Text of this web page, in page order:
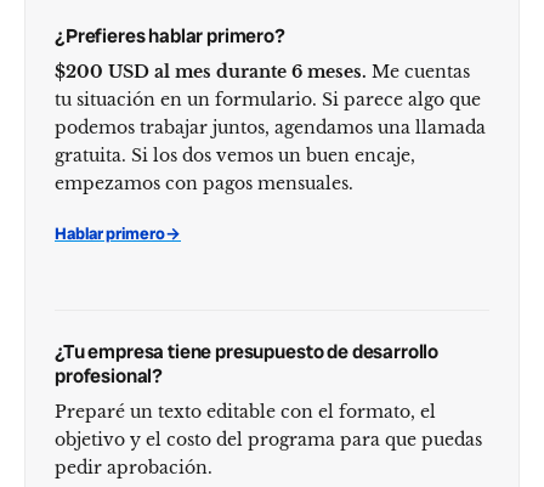
¿Prefieres hablar primero?
$200 USD al mes durante 6 meses. Me cuentas
tu situación en un formulario. Si parece algo que
podemos trabajar juntos, agendamos una llamada
gratuita. Si los dos vemos un buen encaje,
empezamos con pagos mensuales.
Hablar primero→
¿Tu empresa tiene presupuesto de desarrollo
profesional?
Preparé un texto editable con el formato, el
objetivo y el costo del programa para que puedas
pedir aprobación.